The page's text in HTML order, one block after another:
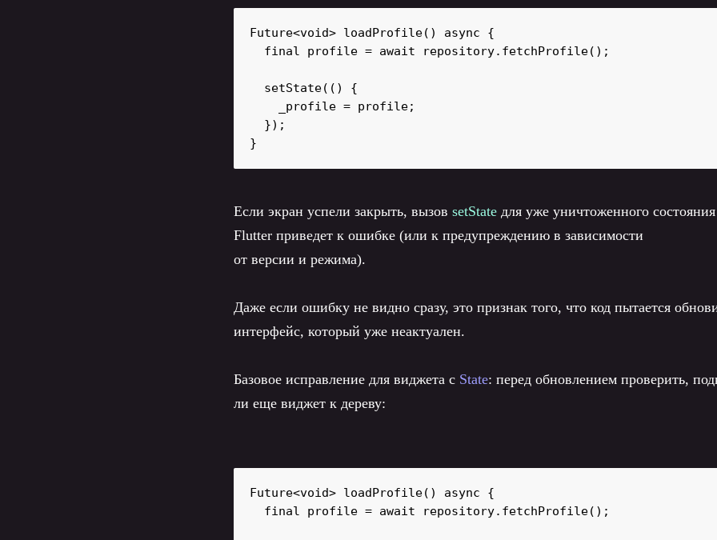
Future<void> loadProfile() async {
  final profile = await repository.fetchProfile();
  setState(() {
    _profile = profile;
  });
}
Если экран успели закрыть, вызов setState для уже уничтоженного
Flutter приведет к ошибке (или к предупреждению в зависимости
от версии и режима).
Даже если ошибку не видно сразу, это признак того, что код пытается
интерфейс, который уже неактуален.
Базовое исправление для виджета с State: перед обновлением проверить,
ли еще виджет к дереву:
Future<void> loadProfile() async {
  final profile = await repository.fetchProfile();